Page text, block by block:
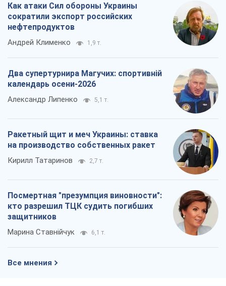
Как атаки Сил обороны Украины
сократили экспорт российских
нефтепродуктов
Андрей Клименко 1,9 т.
Два супертурнира Магучих: спортивній
календарь осени-2026
Александр Липенко 5,1 т.
Ракетный щит и меч Украины: ставка
на производство собственных ракет
Кирилл Татаринов 2,7 т.
Посмертная "презумпция виновности":
кто разрешил ТЦК судить погибших
защитников
Марина Ставнійчук 6,1 т.
Все мнения